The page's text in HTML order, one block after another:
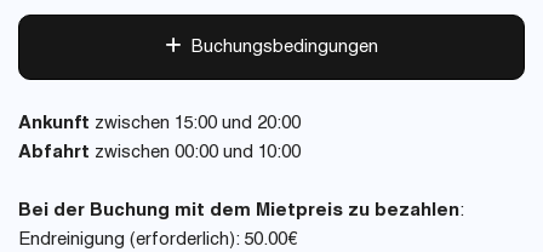
Buchungsbedingungen
Ankunft zwischen 15:00 und 20:00
Abfahrt zwischen 00:00 und 10:00
Bei der Buchung mit dem Mietpreis zu bezahlen:
Endreinigung (erforderlich): 50.00€